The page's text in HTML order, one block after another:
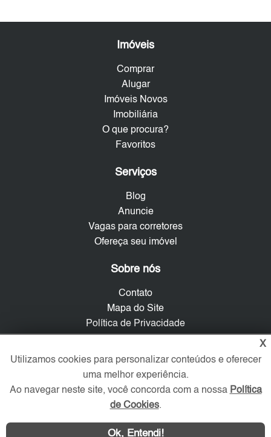
Imóveis
Comprar
Alugar
Imóveis Novos
Imobiliária
O que procura?
Favoritos
Serviços
Blog
Anuncie
Vagas para corretores
Ofereça seu imóvel
Sobre nós
Contato
Mapa do Site
Política de Privacidade
Redes Sociais
X
Utilizamos cookies para personalizar conteúdos e oferecer
uma melhor experiência.
Ao navegar neste site, você concorda com a nossa Política
de Cookies.
Ok, Entendi!